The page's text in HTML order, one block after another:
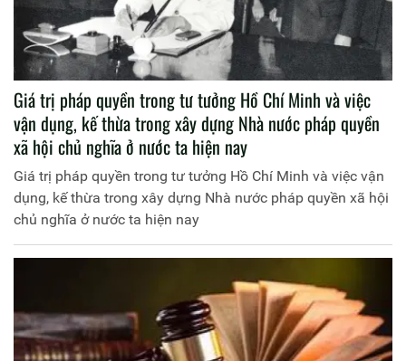
Giá trị pháp quyền trong tư tưởng Hồ Chí Minh và việc
vận dụng, kế thừa trong xây dựng Nhà nước pháp quyền
xã hội chủ nghĩa ở nước ta hiện nay
Giá trị pháp quyền trong tư tưởng Hồ Chí Minh và việc vận
dụng, kế thừa trong xây dựng Nhà nước pháp quyền xã hội
chủ nghĩa ở nước ta hiện nay